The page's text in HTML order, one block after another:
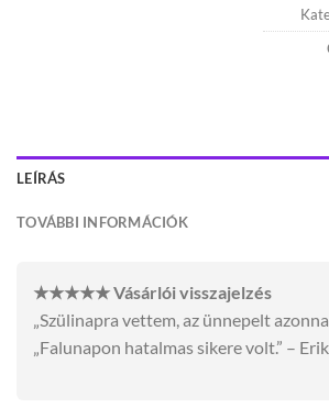
LEÍRÁS
TOVÁBBI INFORMÁCIÓK
★★★★★ Vásárlói visszajelzés
„Szülinapra vettem, az ünnepelt
„Falunapon hatalmas sikere volt.” –